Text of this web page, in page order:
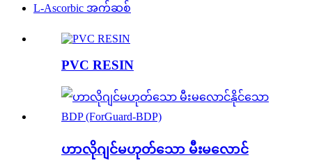
L-Ascorbic အက်ဆစ်
PVC RESIN
ဟာလိုဂျင်မဟုတ်သော မီးမလောင်